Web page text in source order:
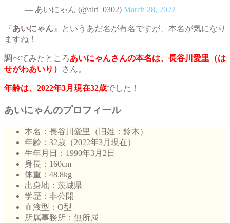
— あいにゃん (@airi_0302) March 28, 2022
『 あいにゃん』というあだ名が有名ですが、本名が気になり
ますね！
調べてみたところあいにゃんさんの本名は、長谷川愛里（は
せがわあいり）
さん。
年齢は、2022年3月現在32歳でした！
あいにゃんのプロフィール
本名：長谷川愛里（旧姓：鈴木）
年齢：32歳（2022年3月現在）
生年月日：1990年3月2日
身長：160cm
体重：48.8kg
出身地：茨城県
学歴：非公開
血液型：O型
所属事務所：無所属